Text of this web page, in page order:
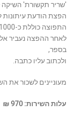
'שריר תקשורת' השיקה
הפצת הודעת עיתונות
התפוצה כוללת כ-1000 עיתונאים לפחות – מהרשימות המעודכנות ביותר.
לאחר ההפצה נעביר
בספר,
ולכתוב עליו כתבה.
מעוניינים לשכור את
עלות השירות: 970 ₪